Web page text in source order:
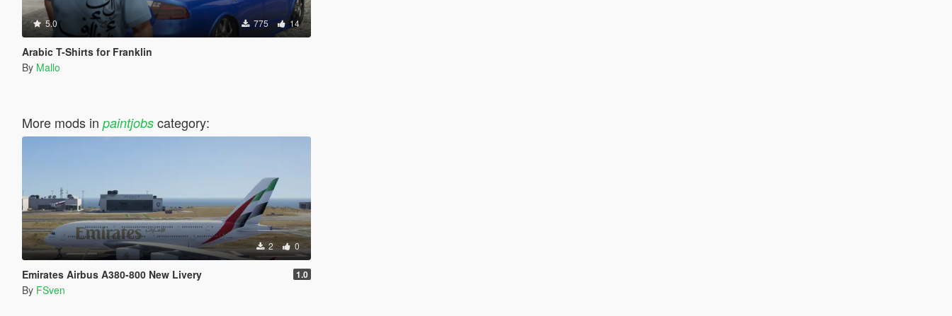
5.0 775 14
Arabic T-Shirts for Franklin
By Mallo
More mods in paintjobscategory:
2 0
Emirates Airbus A380-800 New Livery 1.0
By FSven